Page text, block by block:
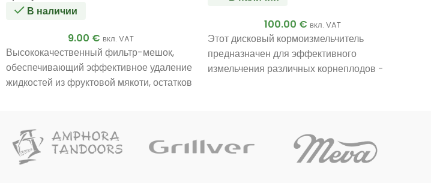
В наличии
9.00 € вкл. VAT
Высококачественный фильтр-мешок,
обеспечивающий эффективное удаление
жидкостей из фруктовой мякоти, остатков
домашнего вина и фильтрации молока.
100.00 € вкл. VAT
Этот дисковый кормоизмельчитель
предназначен для эффективного
измельчения различных корнеплодов -